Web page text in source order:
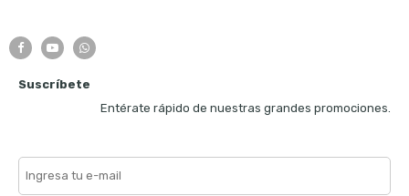
Suscríbete
Entérate rápido de nuestras grandes promociones.